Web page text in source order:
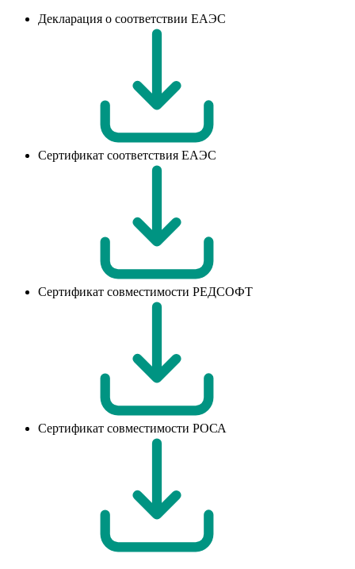
Декларация о соответствии ЕАЭС
Сертификат соответствия ЕАЭС
Сертификат совместимости РЕДСОФТ
Сертификат совместимости РОСА